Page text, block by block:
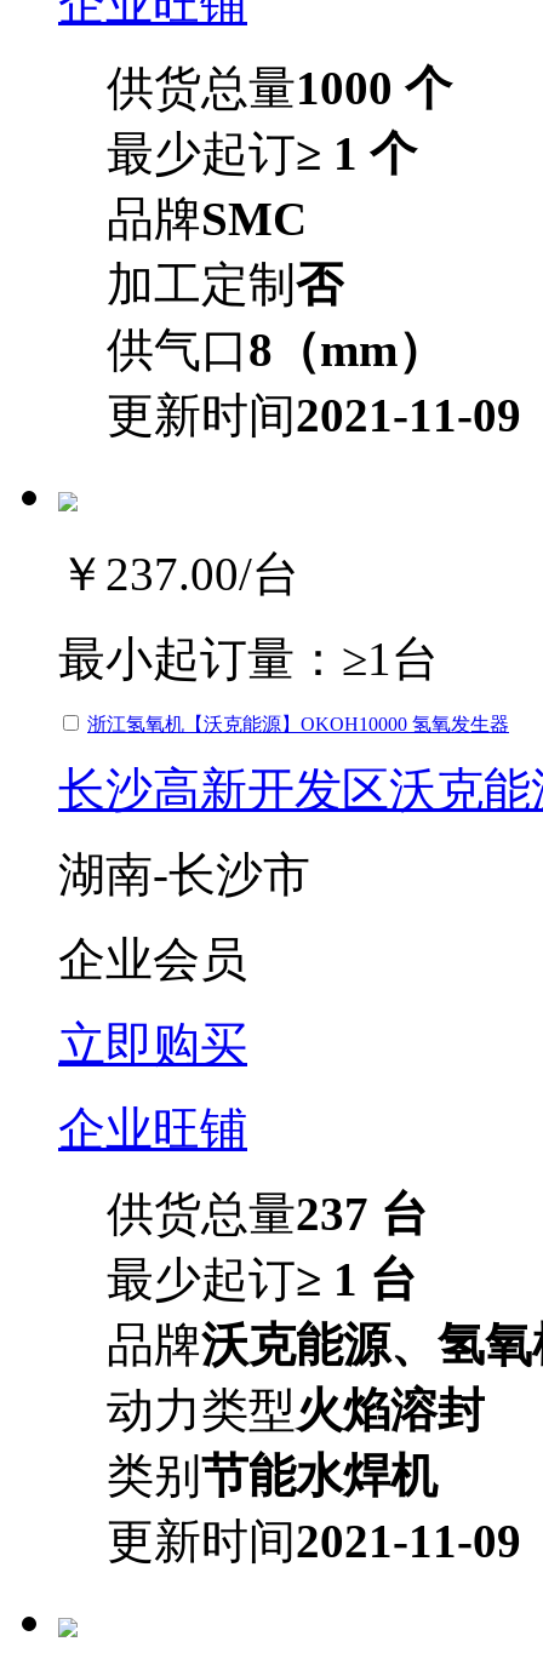
供货总量1000 个
最少起订≥ 1 个
品牌SMC
加工定制 否
供气口8（mm）
更新时间2021-11-09
￥237.00/台
最小起订量： ≥1台
浙江氢氧机【沃克能源】OKOH10000 氢氧发生器
长沙高新开发区沃克
湖南-长沙市
企业会员
立即购买
企业旺铺
供货总量237 台
最少起订≥ 1 台
品牌沃克能源、氢
动力类型火焰溶封
类别 节能水焊机
更新时间2021-11-09